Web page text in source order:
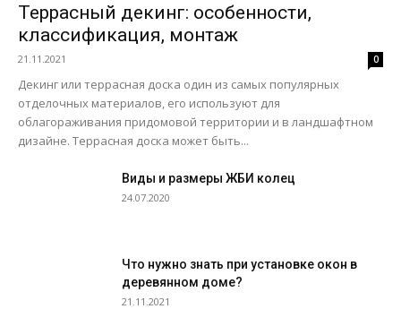
Террасный декинг: особенности,
классификация, монтаж
21.11.2021 0
Декинг или террасная доска один из самых популярных
отделочных материалов, его используют для
облагораживания придомовой территории и в ландшафтном
дизайне. Террасная доска может быть...
Виды и размеры ЖБИ колец
24.07.2020
Что нужно знать при установке окон в
деревянном доме?
21.11.2021